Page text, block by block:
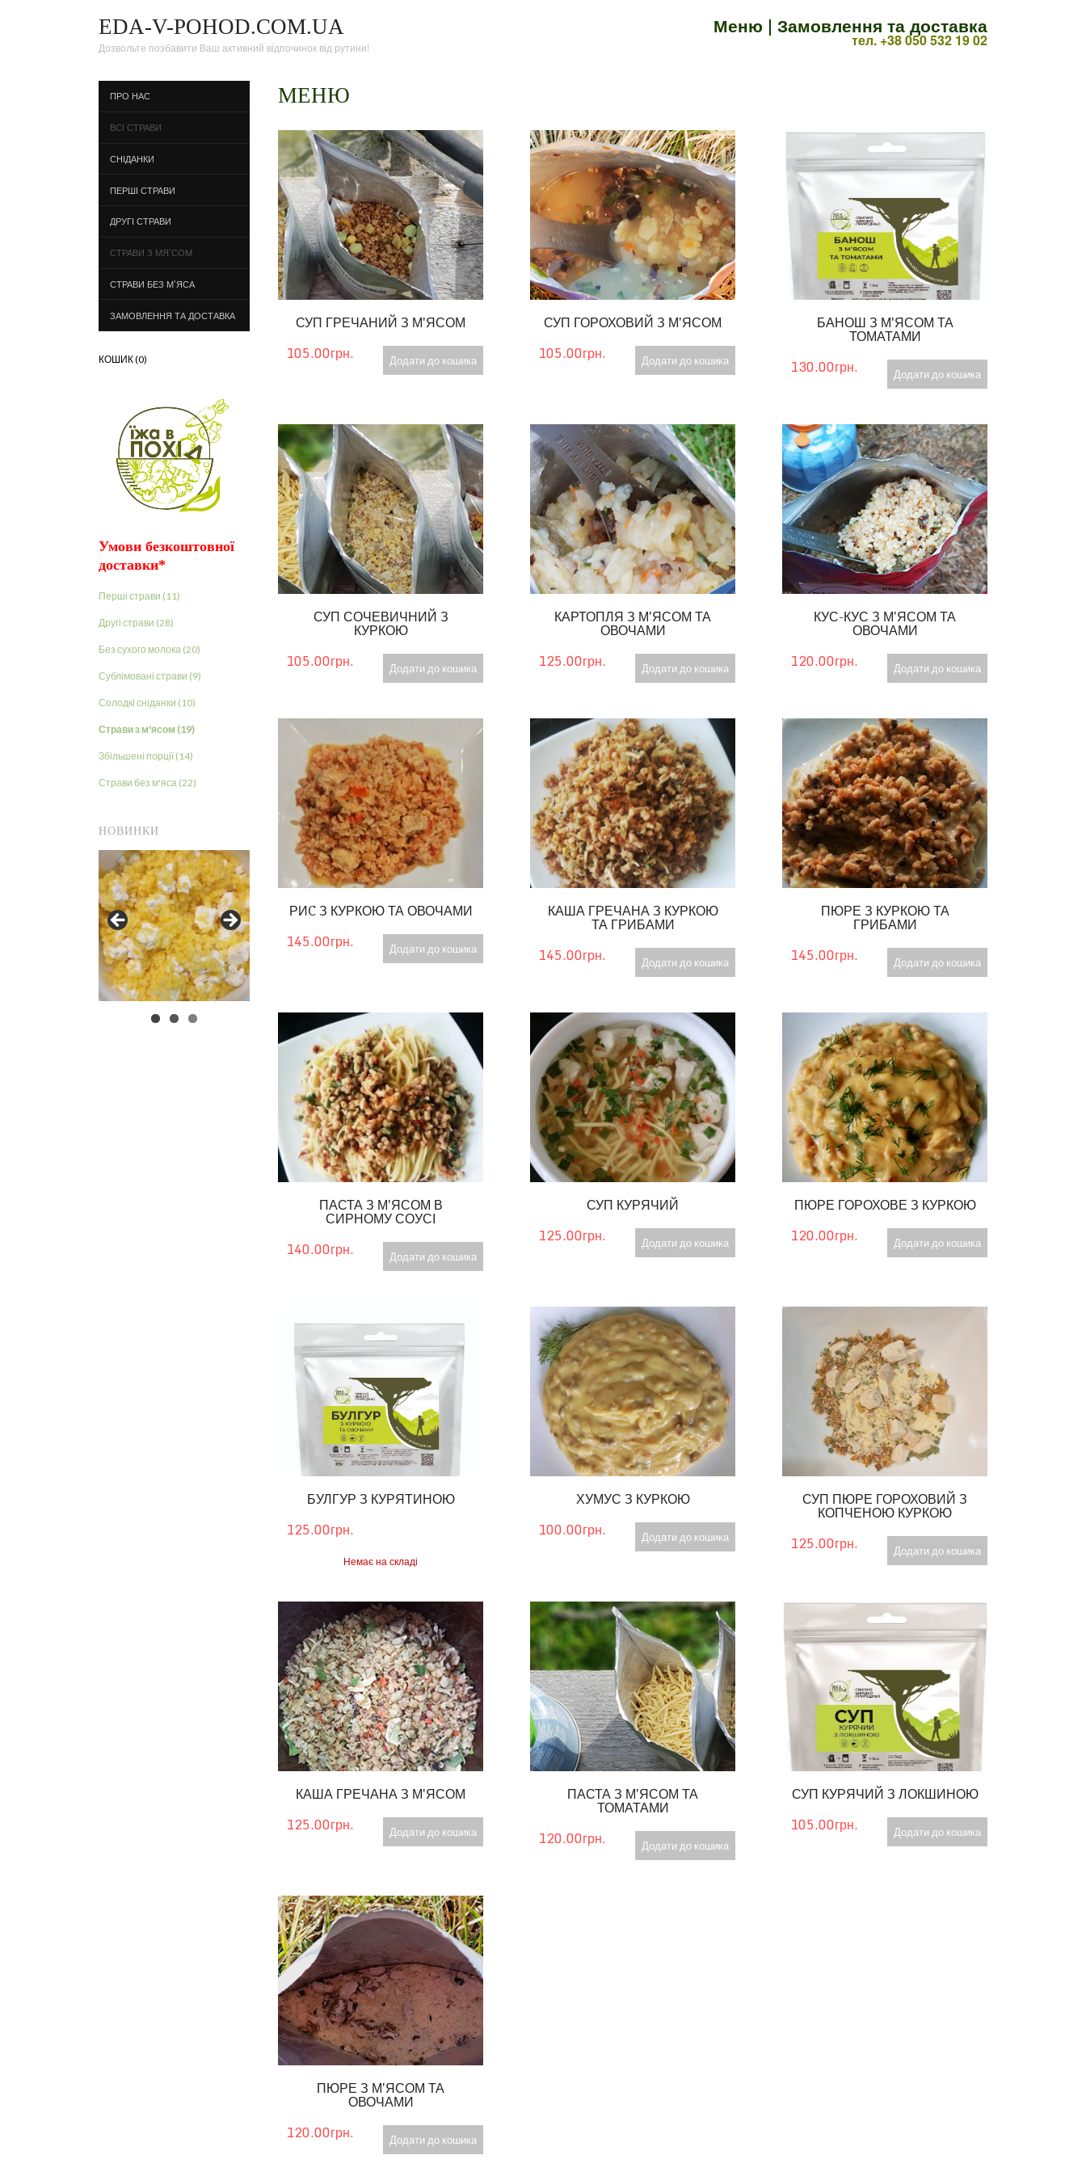
EDA-V-POHOD.COM.UA
Дозвольте позбавити Ваш активний відпочинок від рутини!
Меню | Замовлення та доставка
тел. +38 050 532 19 02
ПРО НАС
ВСІ СТРАВИ
СНІДАНКИ
ПЕРШІ СТРАВИ
ДРУГІ СТРАВИ
СТРАВИ З МЯ’СОМ
СТРАВИ БЕЗ М’ЯСА
ЗАМОВЛЕННЯ ТА ДОСТАВКА
КОШИК (0)
Умови безкоштовної
доставки*
Перші страви (11)
Другі страви (28)
Без сухого молока (20)
Сублімовані страви (9)
Солодкі сніданки (10)
Страви з м'ясом (19)
Збільшені порції (14)
Страви без м'яса (22)
НОВИНКИ
МЕНЮ
СУП ГРЕЧАНИЙ З М'ЯСОМ
105.00грн. Додати до кошика
СУП ГОРОХОВИЙ З М'ЯСОМ
105.00грн. Додати до кошика
БАНОШ З М'ЯСОМ ТА
ТОМАТАМИ
130.00грн. Додати до кошика
СУП СОЧЕВИЧНИЙ З
КУРКОЮ
105.00грн. Додати до кошика
КАРТОПЛЯ З М'ЯСОМ ТА
ОВОЧАМИ
125.00грн. Додати до кошика
КУС-КУС З М'ЯСОМ ТА
ОВОЧАМИ
120.00грн. Додати до кошика
РИC З КУРКОЮ ТА ОВОЧАМИ
145.00грн. Додати до кошика
КАША ГРЕЧАНА З КУРКОЮ
ТА ГРИБАМИ
145.00грн. Додати до кошика
ПЮРЕ З КУРКОЮ ТА
ГРИБАМИ
145.00грн. Додати до кошика
ПАСТА З М'ЯСОМ В
СИРНОМУ СОУСІ
140.00грн. Додати до кошика
СУП КУРЯЧИЙ
125.00грн. Додати до кошика
ПЮРЕ ГОРОХОВЕ З КУРКОЮ
120.00грн. Додати до кошика
БУЛГУР З КУРЯТИНОЮ
125.00грн.
Немає на складі
ХУМУС З КУРКОЮ
100.00грн. Додати до кошика
СУП ПЮРЕ ГОРОХОВИЙ З
КОПЧЕНОЮ КУРКОЮ
125.00грн. Додати до кошика
КАША ГРЕЧАНА З М'ЯСОМ
125.00грн. Додати до кошика
ПАСТА З М'ЯСОМ ТА
ТОМАТАМИ
120.00грн. Додати до кошика
СУП КУРЯЧИЙ З ЛОКШИНОЮ
105.00грн. Додати до кошика
ПЮРЕ З М'ЯСОМ ТА
ОВОЧАМИ
120.00грн. Додати до кошика